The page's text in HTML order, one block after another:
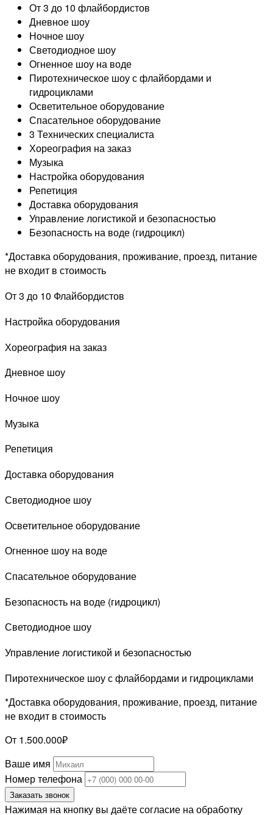
От 3 до 10 флайбордистов
Дневное шоу
Ночное шоу
Светодиодное шоу
Огненное шоу на воде
Пиротехническое шоу с флайбордами и
гидроциклами
Осветительное оборудование
Спасательное оборудование
3 Технических специалиста
Хореография на заказ
Музыка
Настройка оборудования
Репетиция
Доставка оборудования
Управление логистикой и безопасностью
Безопасность на воде (гидроцикл)
*Доставка оборудования, проживание, проезд, питание
не входит в стоимость
От 3 до 10 Флайбордистов
Настройка оборудования
Хореография на заказ
Дневное шоу
Ночное шоу
Музыка
Репетиция
Доставка оборудования
Светодиодное шоу
Осветительное оборудование
Огненное шоу на воде
Спасательное оборудование
Безопасность на воде (гидроцикл)
Светодиодное шоу
Управление логистикой и безопасностью
Пиротехническое шоу с флайбордами и гидроциклами
*Доставка оборудования, проживание, проезд, питание
не входит в стоимость
От 1.500.000₽
Ваше имя
Номер телефона
Заказать звонок
Нажимая на кнопку вы даёте согласие на обработку